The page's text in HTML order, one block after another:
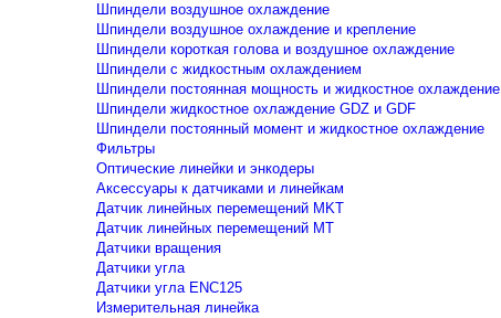
Шпиндели воздушное охлаждение
Шпиндели воздушное охлаждение и крепление
Шпиндели короткая голова и воздушное охлаждение
Шпиндели с жидкостным охлаждением
Шпиндели постоянная мощность и жидкостное охлаждение
Шпиндели жидкостное охлаждение GDZ и GDF
Шпиндели постоянный момент и жидкостное охлаждение
Фильтры
Оптические линейки и энкодеры
Аксессуары к датчиками и линейкам
Датчик линейных перемещений MKT
Датчик линейных перемещений MT
Датчики вращения
Датчики угла
Датчики угла ENC125
Измерительная линейка